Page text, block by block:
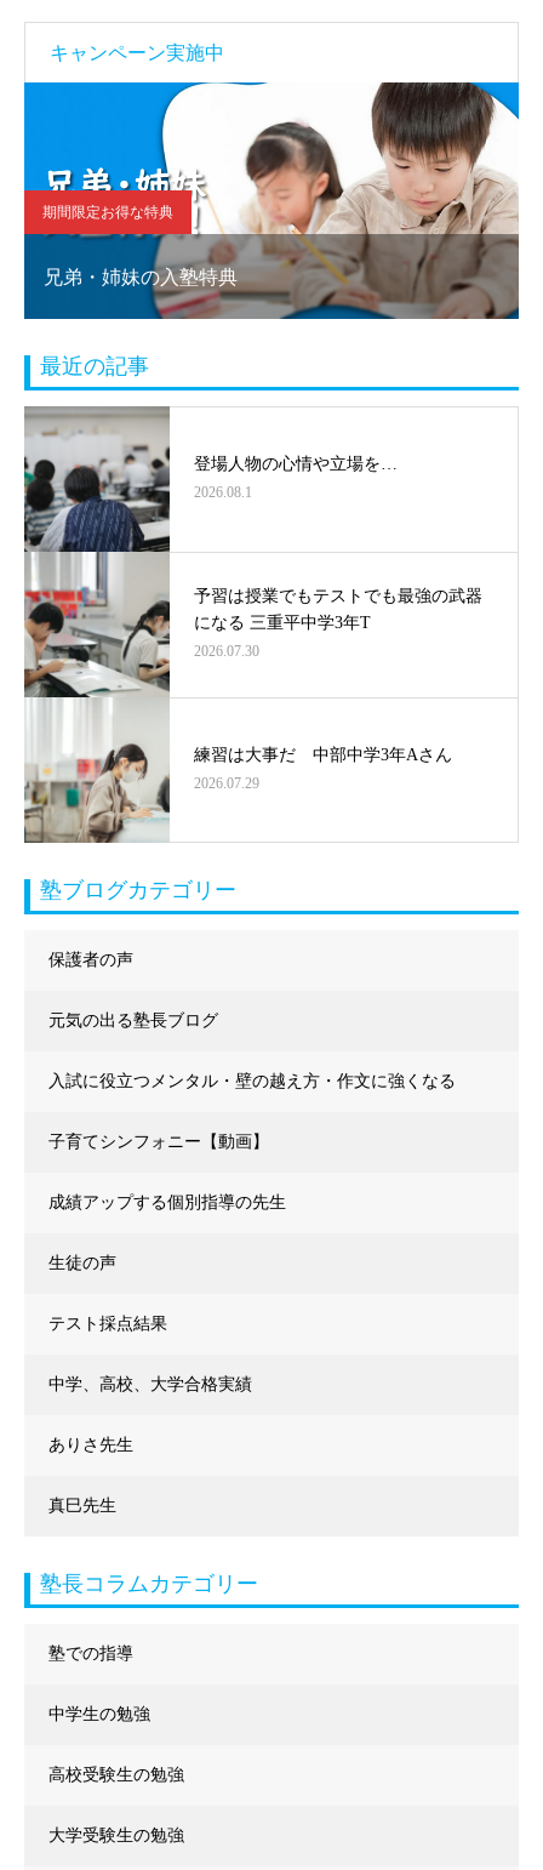
キャンペーン実施中
期間限定お得な特典
兄弟・姉妹の入塾特典
最近の記事
登場人物の心情や立場を…
2026.08.1
予習は授業でもテストでも最強の武器
になる 三重平中学3年T
2026.07.30
練習は大事だ 中部中学3年Aさん
2026.07.29
塾ブログカテゴリー
保護者の声
元気の出る塾長ブログ
入試に役立つメンタル・壁の越え方・作文に強くなる
子育てシンフォニー【動画】
成績アップする個別指導の先生
生徒の声
テスト採点結果
中学、高校、大学合格実績
ありさ先生
真巳先生
塾長コラムカテゴリー
塾での指導
中学生の勉強
高校受験生の勉強
大学受験生の勉強